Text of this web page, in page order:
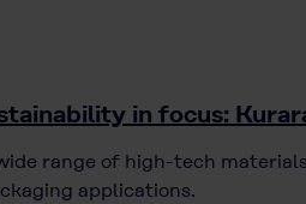
in focus:
range of high-tech
applications.